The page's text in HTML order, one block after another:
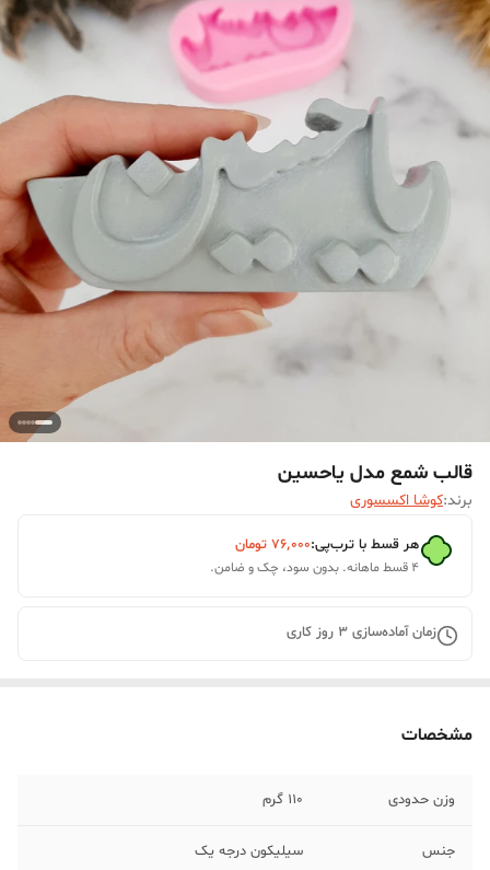
قالب شمع مدل یاحسین
برند:کوشا اکسسوری
هر قسط با ترب‌پی:۷۶٬۰۰۰ تومان
۴ قسط ماهانه. بدون سود، چک و ضامن.
زمان آماده‌سازی 3 روز کاری
مشخصات
وزن حدودی 110 گرم
جنس سیلیکون درجه یک